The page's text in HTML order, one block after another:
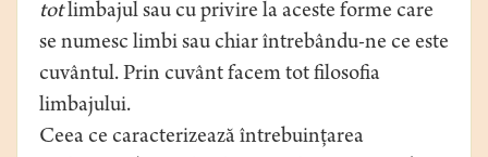
totlimbajul sau cu privire la aceste forme care
se numesc limbi sau chiar întrebându-ne ce este
cuvântul. Prin cuvânt facem tot filosofia
limbajului.
Ceea ce caracterizează întrebuinţarea